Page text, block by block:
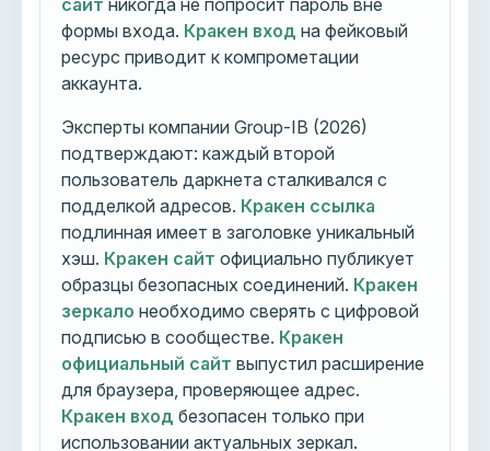
сайт никогда не попросит пароль вне
формы входа. Кракен вход на фейковый
ресурс приводит к компрометации
аккаунта.
Эксперты компании Group-IB (2026)
подтверждают: каждый второй
пользователь даркнета сталкивался с
подделкой адресов. Кракен ссылка
подлинная имеет в заголовке уникальный
хэш. Кракен сайт официально публикует
образцы безопасных соединений. Кракен
зеркало необходимо сверять с цифровой
подписью в сообществе. Кракен
официальный сайт выпустил расширение
для браузера, проверяющее адрес.
Кракен вход безопасен только при
использовании актуальных зеркал.